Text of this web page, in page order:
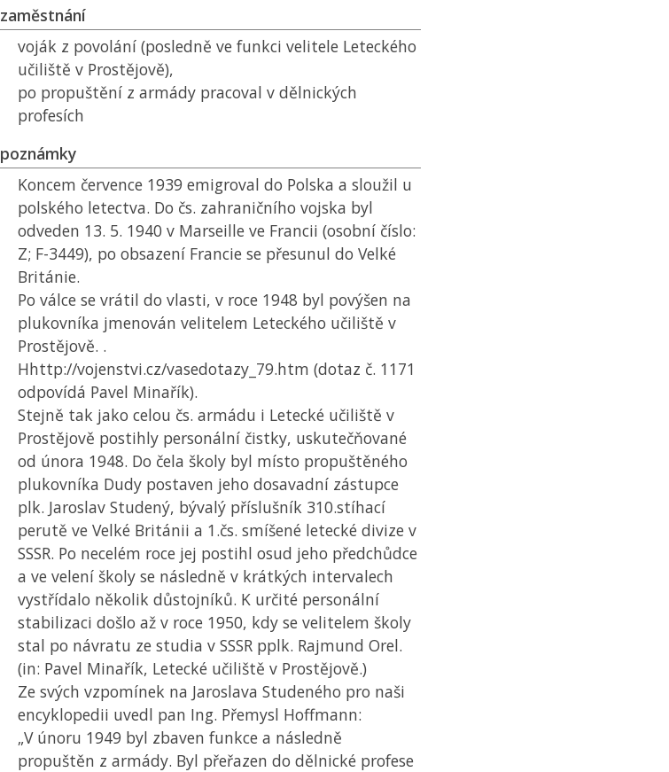
zaměstnání
voják z povolání (posledně ve funkci velitele Leteckého
učiliště v Prostějově),
po propuštění z armády pracoval v dělnických
profesích
poznámky
Koncem července 1939 emigroval do Polska a sloužil u
polského letectva. Do čs. zahraničního vojska byl
odveden 13. 5. 1940 v Marseille ve Francii (osobní číslo:
Z; F-3449), po obsazení Francie se přesunul do Velké
Británie.
Po válce se vrátil do vlasti, v roce 1948 byl povýšen na
plukovníka jmenován velitelem Leteckého učiliště v
Prostějově. .
Hhttp://vojenstvi.cz/vasedotazy_79.htm (dotaz č. 1171
odpovídá Pavel Minařík).
Stejně tak jako celou čs. armádu i Letecké učiliště v
Prostějově postihly personální čistky, uskutečňované
od února 1948. Do čela školy byl místo propuštěného
plukovníka Dudy postaven jeho dosavadní zástupce
plk. Jaroslav Studený, bývalý příslušník 310.stíhací
perutě ve Velké Británii a 1.čs. smíšené letecké divize v
SSSR. Po necelém roce jej postihl osud jeho předchůdce
a ve velení školy se následně v krátkých intervalech
vystřídalo několik důstojníků. K určité personální
stabilizaci došlo až v roce 1950, kdy se velitelem školy
stal po návratu ze studia v SSSR pplk. Rajmund Orel.
(in: Pavel Minařík, Letecké učiliště v Prostějově.)
Ze svých vzpomínek na Jaroslava Studeného pro naši
encyklopedii uvedl pan Ing. Přemysl Hoffmann:
„V únoru 1949 byl zbaven funkce a následně
propuštěn z armády. Byl přeřazen do dělnické profese